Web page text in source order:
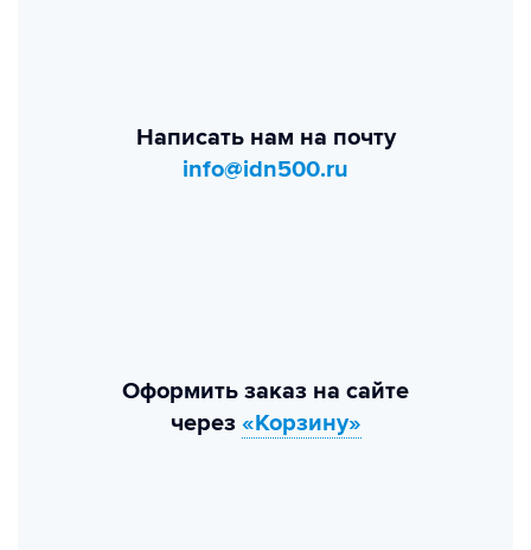
Написать нам на почту
info@idn500.ru
Оформить заказ на сайте
через «Корзину»